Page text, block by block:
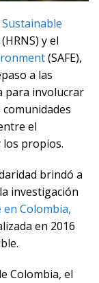
Sustainable
(HRNS) y el
(SAFE),
a las
para involucrar
el
los propios.
brindó a
investigación
Colombia,
en 2016
Colombia, el